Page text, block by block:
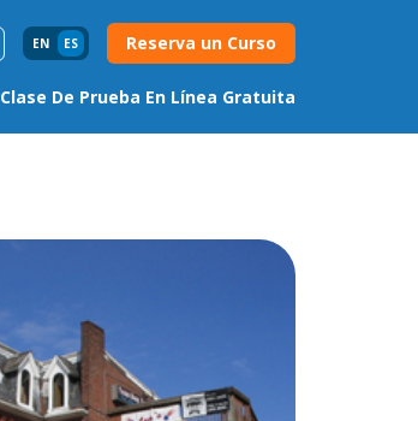
EN ES Reserva un Curso
Clase De Prueba En Línea Gratuita